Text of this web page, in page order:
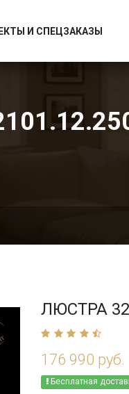
И СПЕЦЗАКАЗЫ
ЛЮСТРА
176 990 руб.
Бесплатная